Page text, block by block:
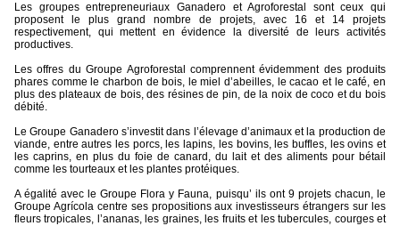
Les groupes entrepreneuriaux Ganadero et Agroforestal sont ceux qui
proposent le plus grand nombre de projets, avec 16 et 14 projets
respectivement, qui mettent en évidence la diversité de leurs activités
productives.
Les offres du Groupe Agroforestal comprennent évidemment des produits
phares comme le charbon de bois, le miel d’abeilles, le cacao et le café, en
plus des plateaux de bois, des résines de pin, de la noix de coco et du bois
débité.
Le Groupe Ganadero s’investit dans l’élevage d’animaux et la production de
viande, entre autres les porcs, les lapins, les bovins, les buffles, les ovins et
les caprins, en plus du foie de canard, du lait et des aliments pour bétail
comme les tourteaux et les plantes protéiques.
A égalité avec le Groupe Flora y Fauna, puisqu’ ils ont 9 projets chacun, le
Groupe Agrícola centre ses propositions aux investisseurs étrangers sur les
fleurs tropicales, l’ananas, les graines, les fruits et les tubercules, courges et